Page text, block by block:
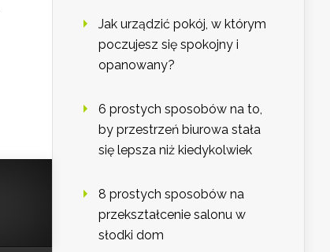
Jak urządzić pokój, w którym
poczujesz się spokojny i
opanowany?
6 prostych sposobów na to,
by przestrzeń biurowa stała
się lepsza niż kiedykolwiek
8 prostych sposobów na
przekształcenie salonu w
słodki dom